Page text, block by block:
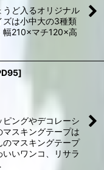
うど入るオリジナル
ズは小中大の3種類
幅210×マチ120×高
]
ングやデコレーシ
マスキングテープは
マスキングテープ
いワンコ、リサラ